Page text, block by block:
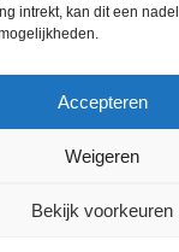
intrekt, kan dit een
Accepteren
Weigeren
Bekijk voorkeuren
RTV SLOS ANBI